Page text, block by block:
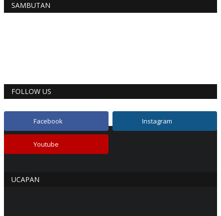
SAMBUTAN
FOLLOW US
Facebook Instagram
Youtube
UCAPAN